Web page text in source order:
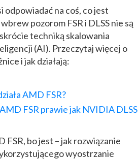
na coś, co jest
pozorom FSR i DLSS nie są
techniką skalowania
(AI). Przeczytaj więcej o
i jak działają:
AMD FSR?
FSR prawie jak NVIDIA DLSS
bo jest – jak rozwiązanie
wyostrzanie